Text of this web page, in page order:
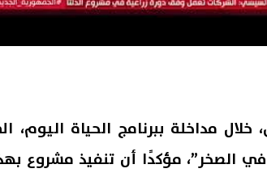
مداخلة ببرنامج الحياة اليوم،
في الصخر”، مؤكدًا أن تنفيذ مشروع